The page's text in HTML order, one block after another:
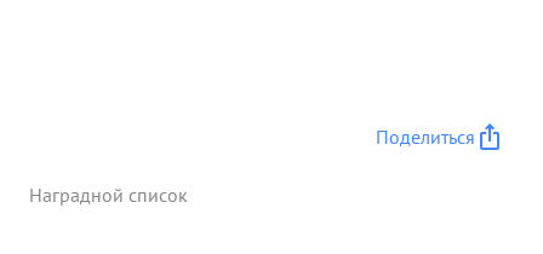
Поделиться
Наградной список